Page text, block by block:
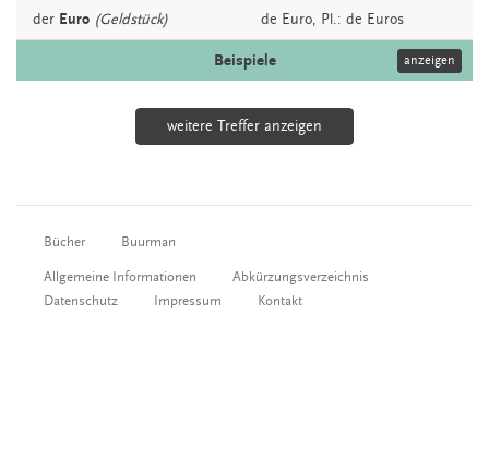
der Euro (Geldstück) de Euro, Pl.: de Euros
Beispiele anzeigen
weitere Treffer anzeigen
Bücher Buurman
Allgemeine Informationen
Abkürzungsverzeichnis
Datenschutz
Impressum Kontakt